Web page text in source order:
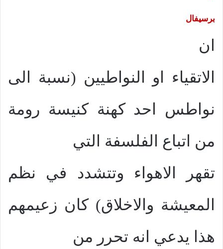
برسيفال
ان
الاتقياء او النواطيين (نسبة الى
نواطس احد كهنة كنيسة رومة
من اتباع الفلسفة التي
تقهر الاهواء وتتشدد في نظم
المعيشة والاخلاق) كان زعيمهم
هذا يدعي انه تحرر من